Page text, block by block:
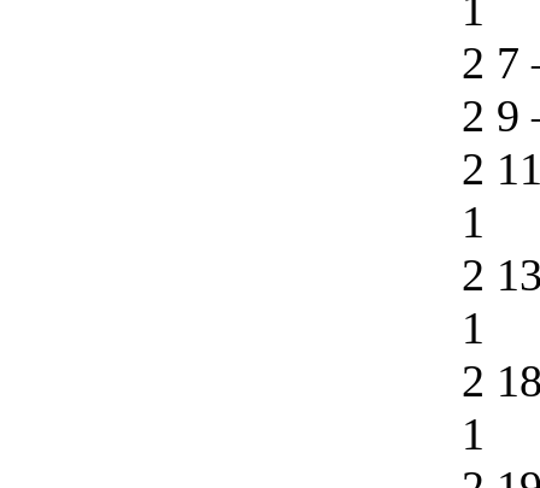
2 7
2 9
2
1
2
1
2
1